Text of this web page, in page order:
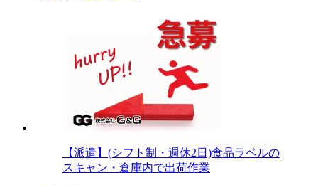
【派遣】(シフト制・週休2日)食品ラベルの
スキャン・倉庫内で出荷作業